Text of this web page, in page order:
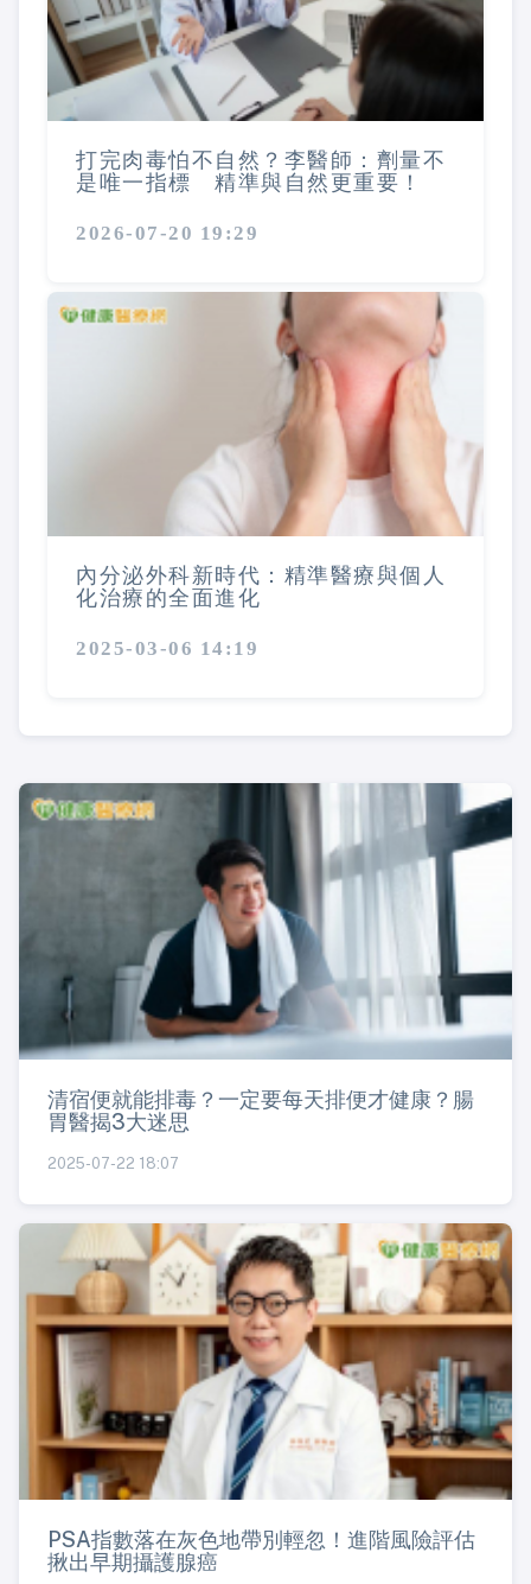
打完肉毒怕不自然？李醫師：劑量不
是唯一指標 精準與自然更重要！
2026-07-20 19:29
內分泌外科新時代：精準醫療與個人
化治療的全面進化
2025-03-06 14:19
清宿便就能排毒？一定要每天排便才健康？腸
胃醫揭3大迷思
2025-07-22 18:07
PSA指數落在灰色地帶別輕忽！進階風險評估
揪出早期攝護腺癌